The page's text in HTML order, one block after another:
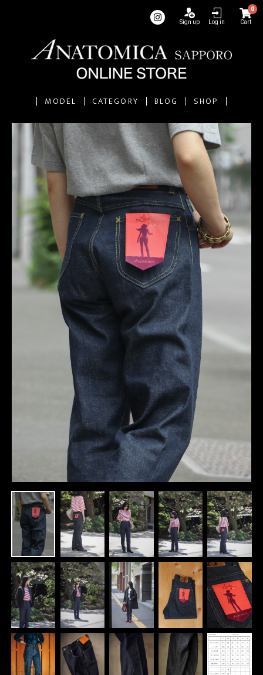
Sign up Log in
0
Cart
MODEL CATEGORY BLOG SHOP